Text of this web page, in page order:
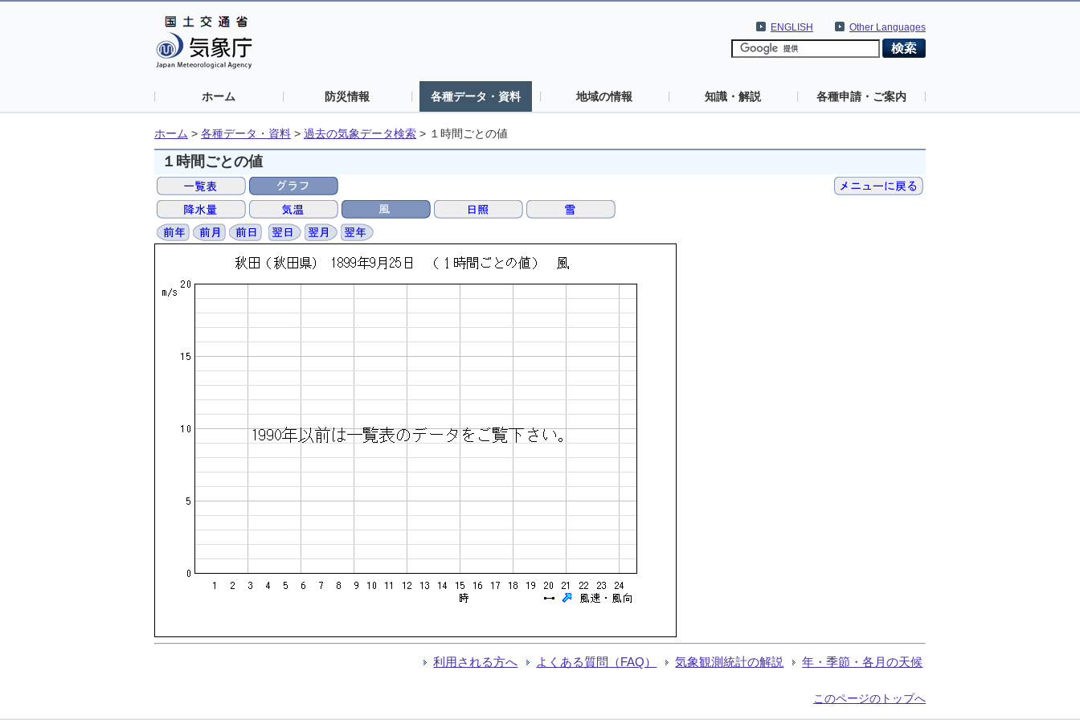
Other Languages
ENGLISH
ホーム 防災情報 各種データ・資料 地域の情報 知識・解説 各種申請・ご案内
ホーム > 各種データ・資料 > 過去の気象データ検索 > １時間ごとの値
１時間ごとの値
利用される方へ よくある質問（FAQ） 気象観測統計の解説 年・季節・各月の天候
このページのトップへ